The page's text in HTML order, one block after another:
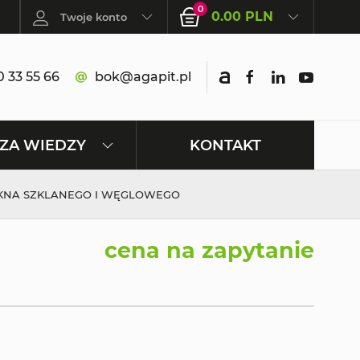
Twoje konto
0 0.00 PLN
33 55 66 bok@agapit.pl
WIEDZY KONTAKT
SZKLANEGO I WĘGLOWEGO
cena na zapytanie